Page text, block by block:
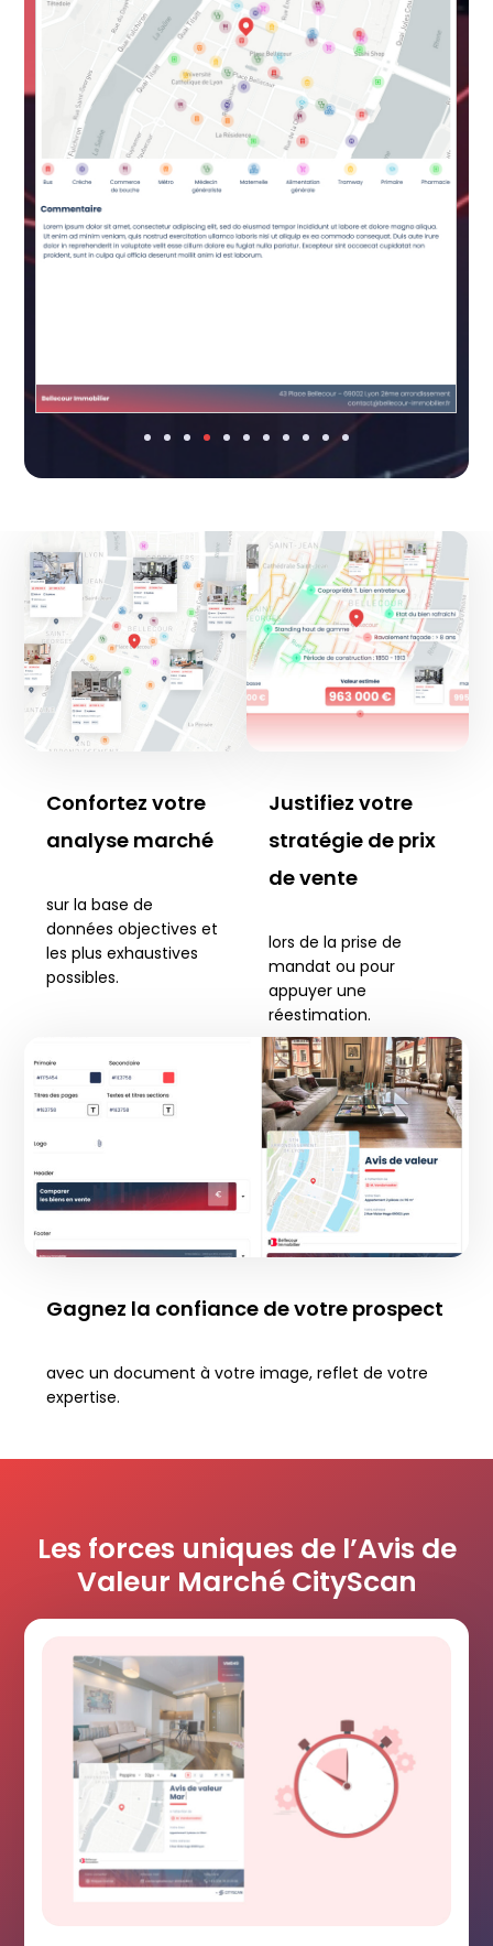
Confortez votre
analyse marché
sur la base de
données objectives et
les plus exhaustives
possibles.
Justifiez votre
stratégie de prix
de vente
lors de la prise de
mandat ou pour
appuyer une
réestimation.
Gagnez la confiance de votre prospect
avec un document à votre image, reflet de votre
expertise.
Les forces uniques de l’Avis de
Valeur Marché CityScan